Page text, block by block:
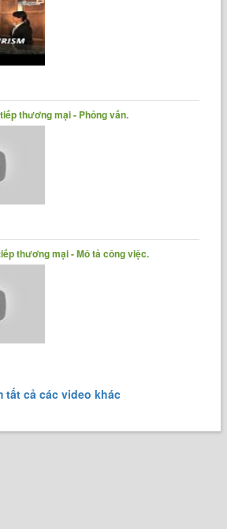
thương mại - Phỏng vấn.
thương mại - Mô tả công việc.
tất cả các video khác